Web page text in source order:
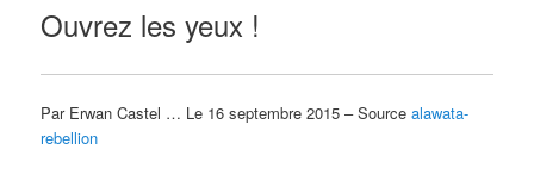
Ouvrez les yeux !
Par Erwan Castel … Le 16 septembre 2015 – Sourcealawata-
rebellion